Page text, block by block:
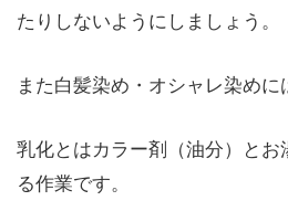
たりしないようにしましょう。
また白髪染め・オシャレ染めに
乳化とはカラー剤（油分）と
る作業です。